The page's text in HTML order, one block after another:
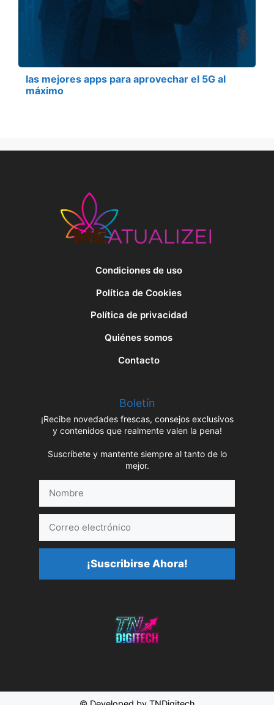
las mejores apps para aprovechar el 5G al
máximo
Condiciones de uso
Política de Cookies
Política de privacidad
Quiénes somos
Contacto
Boletín
¡Recibe novedades frescas, consejos exclusivos
y contenidos que realmente valen la pena!
Suscríbete y mantente siempre al tanto de lo
mejor.
electrónico
¡Suscribirse Ahora!